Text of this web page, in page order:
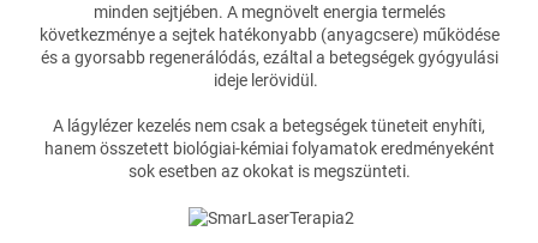
minden sejtjében. A megnövelt energia termelés
következménye a sejtek hatékonyabb (anyagcsere) működése
és a gyorsabb regenerálódás, ezáltal a betegségek gyógyulási
ideje lerövidül.
A lágylézer kezelés nem csak a betegségek tüneteit enyhíti,
hanem összetett biológiai-kémiai folyamatok eredményeként
sok esetben az okokat is megszünteti.